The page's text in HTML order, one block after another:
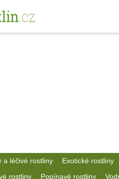
a léčivé rostliny Exotické rostliny
rostliny Popínavé rostliny